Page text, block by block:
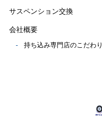
サスペンション交換
会社概要
持ち込み専門店のこだわり